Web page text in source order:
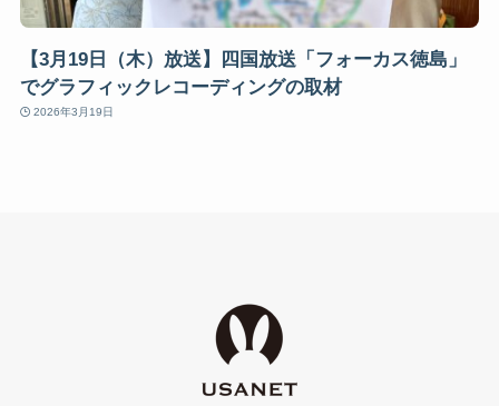
【3月19日（木）放送】四国放送「フォーカス徳島」
でグラフィックレコーディングの取材
2026年3月19日